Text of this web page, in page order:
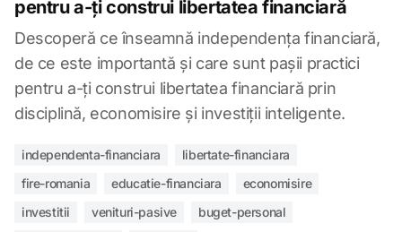
pentru a-ți construi libertatea financiară
Descoperă ce înseamnă independența financiară,
de ce este importantă și care sunt pașii practici
pentru a-ți construi libertatea financiară prin
disciplină, economisire și investiții inteligente.
independenta-financiara
libertate-financiara
fire-romania
educatie-financiara
economisire
investitii
venituri-pasive
buget-personal